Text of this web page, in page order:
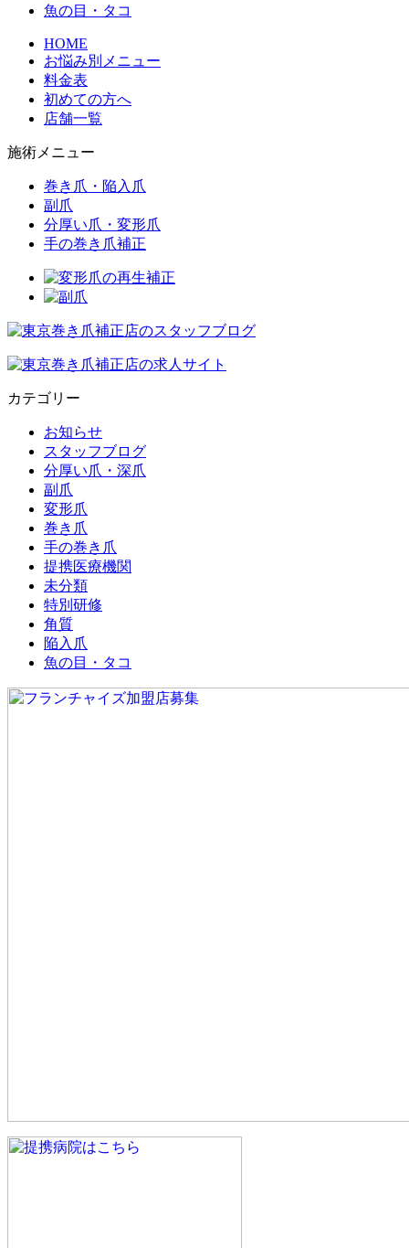
魚の目・タコ
HOME
お悩み別メニュー
料金表
初めての方へ
店舗一覧
施術メニュー
巻き爪・陥入爪
副爪
分厚い爪・変形爪
手の巻き爪補正
カテゴリー
お知らせ
スタッフブログ
分厚い爪・深爪
副爪
変形爪
巻き爪
手の巻き爪
提携医療機関
未分類
特別研修
角質
陥入爪
魚の目・タコ